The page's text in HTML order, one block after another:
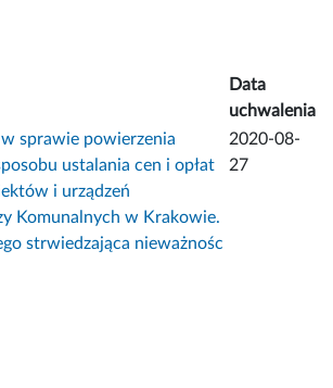
Data
uchwalenia
sprawie powierzenia
ustalania cen i opłat
i urządzeń
Komunalnych w Krakowie.
strwiedzająca nieważnośc
2020-08-
27